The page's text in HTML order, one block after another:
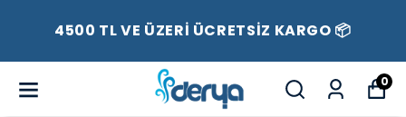
4500 TL VE ÜZERİ ÜCRETSİZ KARGO 📦
0